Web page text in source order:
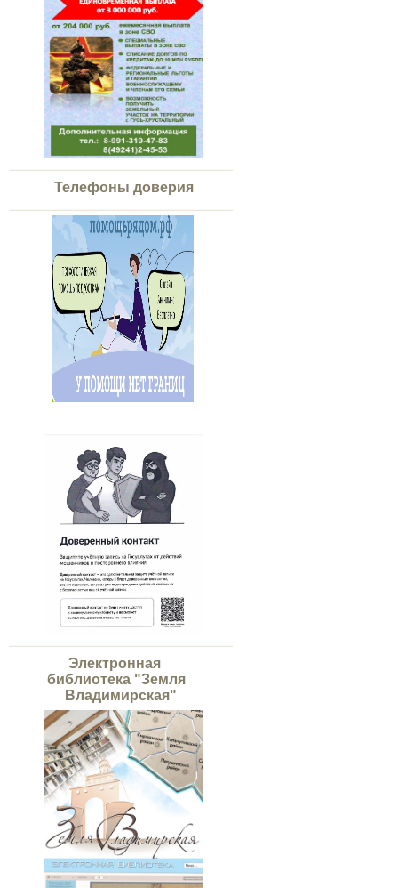
Телефоны доверия
Электронная
библиотека "Земля
Владимирская"